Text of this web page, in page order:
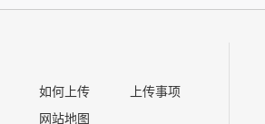
如何上传
网站地图
上传事项